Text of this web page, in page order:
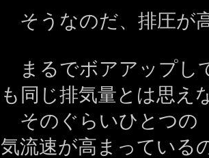
そうなのだ、排圧が
まるでボアアップし
も同じ排気量とは思え
そのぐらいひとつの
気流速が高まっている